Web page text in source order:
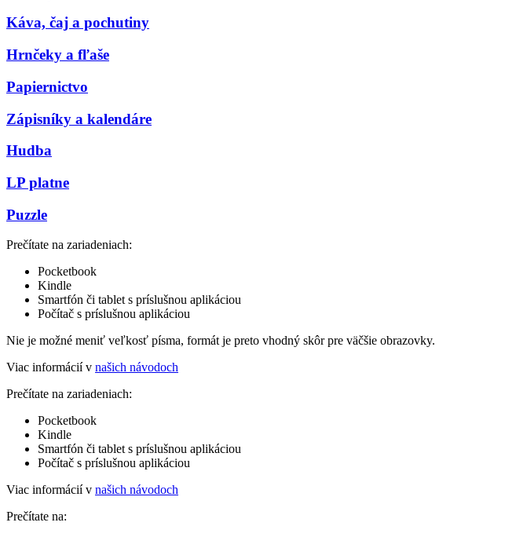
Káva, čaj a pochutiny
Hrnčeky a fľaše
Papiernictvo
Zápisníky a kalendáre
Hudba
LP platne
Puzzle
Prečítate na zariadeniach:
Pocketbook
Kindle
Smartfón či tablet s príslušnou aplikáciou
Počítač s príslušnou aplikáciou
Nie je možné meniť veľkosť písma, formát je preto vhodný skôr pre väčšie obrazovky.
Viac informácií v našich návodoch
Prečítate na zariadeniach:
Pocketbook
Kindle
Smartfón či tablet s príslušnou aplikáciou
Počítač s príslušnou aplikáciou
Viac informácií v našich návodoch
Prečítate na: